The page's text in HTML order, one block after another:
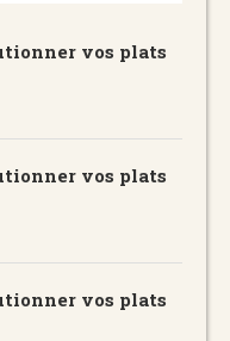
vos plats
vos plats
vos plats